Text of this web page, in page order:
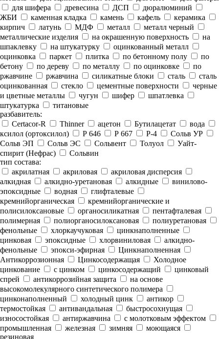
для шифера
древесина ДСП
дюралюминий
ЖБИ
каменная кладка камень кафель
керамика
кирпич
латунь МДФ металл
металл черный
металлические изделия
на окрашенную поверхность
на
шпаклевку
на штукатурку
оцинкованный металл
оцинковка
паркет плитка по бетонному полу
по
бетону
по дереву по металлу по оцинковке
по
ржавчине
ржавчина силикатные блоки сталь
сталь
оцинкованная
стекло цементные поверхности
черные
и цветные металлы
чугун шифер
шпатлевка
штукатурка
титановые
разбавитель:
Certacor-R
Thinner ацетон Бутилацетат
вода
ксилол (ортоксилол)
Р 646 Р 667 Р-4
Сольв УР
Сольв ЭП
Сольв ЭС Сольвент Толуол
Уайт-
спирит (Нефрас)
Сольвин
тип состава:
акрилатная
акриловая
акриловая дисперсия
алкидная
алкидно-уретановая алкидные
винилово-
эпоксидные
водная
глифталевые
кремнийорганическая
кремнийорганические и
полисилоксановые
органосиликатная
пентафталевая
полимерная
полиорганосилоксановая
полиуретановая
фенольные
хлоркаучуковая
цинкнаполненные
цинковая
эпоксидные хлорвиниловая
алкидно-
фенольные
эпокси-эфирная
Цинкнаполненная
Антикоррозионная
Цинкосодержащая
Холодное
цинкование
с цинком цинкосодержащий
цинковый
спрей
антикоррозийная защита
на основе
высокомолекулярного синтетического полимера
цинконаполненный
холодный цинк
антикор
термостойкая
антивандальная
быстросохнущая
износостойкая
антиржавчина
с молотковым эффектом
промышленная
железная зимняя
моющаяся
резиновая